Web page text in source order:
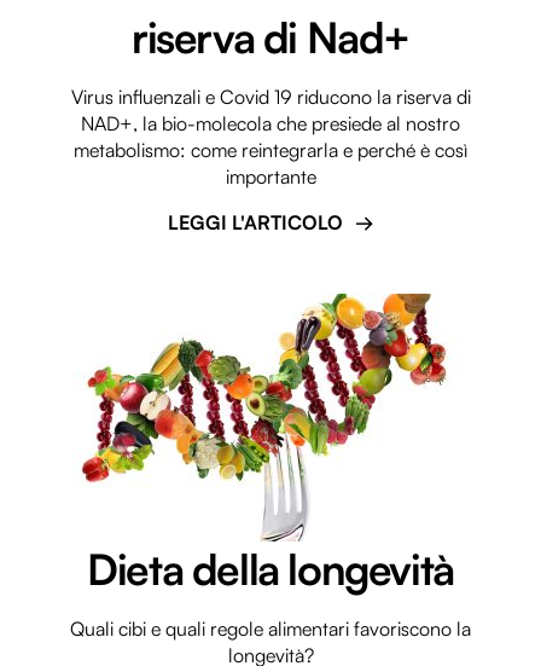
riserva di Nad+
Virus influenzali e Covid 19 riducono la riserva di
NAD+, la bio-molecola che presiede al nostro
metabolismo: come reintegrarla e perché è così
importante
LEGGI L'ARTICOLO
Dieta della longevità
Quali cibi e quali regole alimentari favoriscono la
longevità?